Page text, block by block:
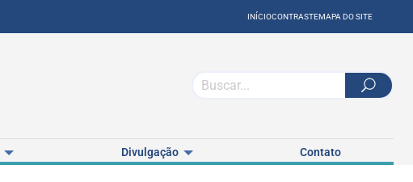
INÍCIOCONTRASTEMAPA DO SITE
Divulgação Contato